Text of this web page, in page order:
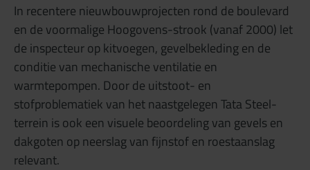
In recentere nieuwbouwprojecten rond de boulevard
en de voormalige Hoogovens-strook (vanaf 2000) let
de inspecteur op kitvoegen, gevelbekleding en de
conditie van mechanische ventilatie en
warmtepompen. Door de uitstoot- en
stofproblematiek van het naastgelegen Tata Steel-
terrein is ook een visuele beoordeling van gevels en
dakgoten op neerslag van fijnstof en roestaanslag
relevant.